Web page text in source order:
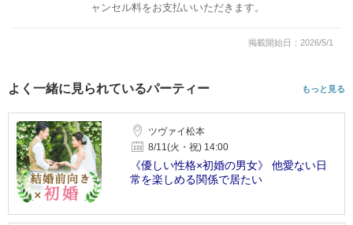
ャンセル料をお支払いいただきます。
掲載開始日：2026/5/1
よく一緒に見られているパーティー もっと見る
ツヴァイ松本
8/11(火・祝) 14:00
《優しい性格×初婚の男女》 他愛ない日
常を楽しめる関係で居たい